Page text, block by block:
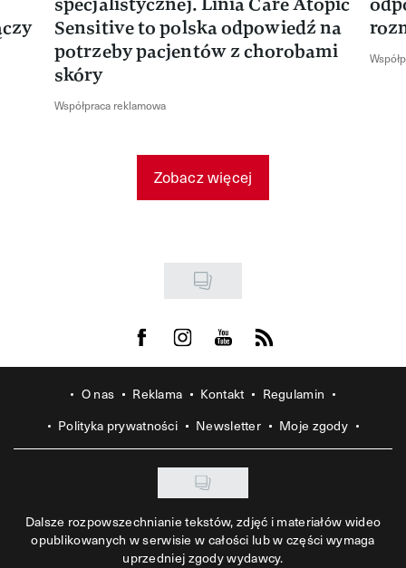
Sensitive to polska odpowiedź na
potrzeby pacjentów z chorobami
skóry
Współpraca reklamowa
Zobacz więcej
Visit us on Facebook
Visit us on Instagram
Visit us on Youtube
Visit us on Rss
O nas Reklama Kontakt
Regulamin
Polityka prywatności
Newsletter Moje zgody
Dalsze rozpowszechnianie tekstów, zdjęć i materiałów wideo
opublikowanych w serwisie w całości lub w części wymaga
uprzedniej zgody wydawcy.